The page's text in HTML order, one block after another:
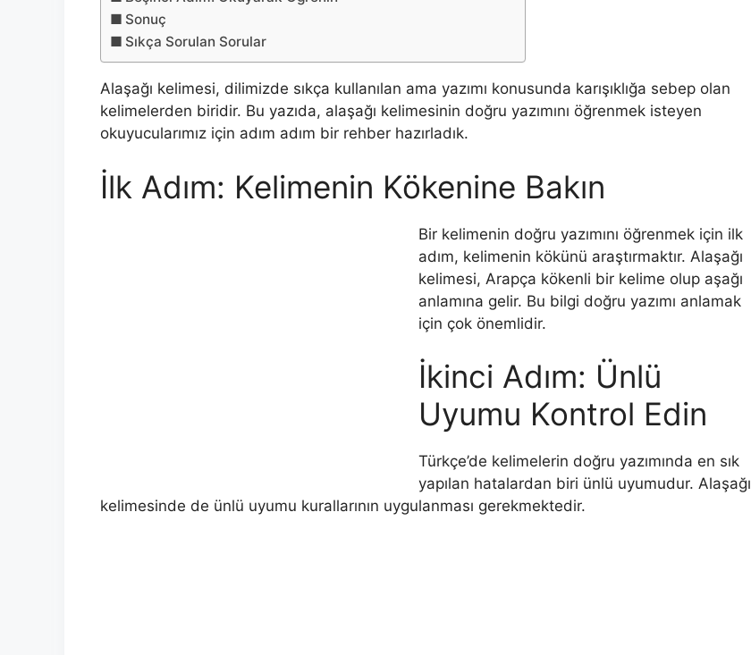
Sonuç
Sıkça Sorulan Sorular
Alaşağı kelimesi, dilimizde sıkça kullanılan ama yazımı konusunda karışıklığa sebep olan
kelimelerden biridir. Bu yazıda, alaşağı kelimesinin doğru yazımını öğrenmek isteyen
okuyucularımız için adım adım bir rehber hazırladık.
İlk Adım: Kelimenin Kökenine Bakın
Bir kelimenin doğru yazımını öğrenmek için ilk
adım, kelimenin kökünü araştırmaktır. Alaşağı
kelimesi, Arapça kökenli bir kelime olup aşağı
anlamına gelir. Bu bilgi doğru yazımı anlamak
için çok önemlidir.
İkinci Adım: Ünlü
Uyumu Kontrol Edin
Türkçe’de kelimelerin doğru yazımında en sık
yapılan hatalardan biri ünlü uyumudur. Alaşağı
kelimesinde de ünlü uyumu kurallarının uygulanması gerekmektedir.